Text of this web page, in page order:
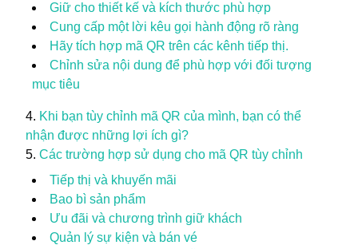
Giữ cho thiết kế và kích thước phù hợp
Cung cấp một lời kêu gọi hành động rõ ràng
Hãy tích hợp mã QR trên các kênh tiếp thị.
Chỉnh sửa nội dung để phù hợp với đối tượng
mục tiêu
Khi bạn tùy chỉnh mã QR của mình, bạn có thể
nhận được những lợi ích gì?
Các trường hợp sử dụng cho mã QR tùy chỉnh
Tiếp thị và khuyến mãi
Bao bì sản phẩm
Ưu đãi và chương trình giữ khách
Quản lý sự kiện và bán vé